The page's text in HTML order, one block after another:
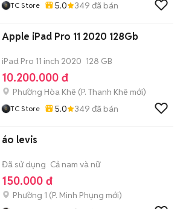
TC Store 5.0 349 đã bán
Apple iPad Pro 11 2020 128Gb
iPad Pro 11 inch 2020 128 GB
10.200.000 đ
Phường Hòa Khê (P. Thanh Khê mới)
TC Store 5.0 349 đã bán
áo levis
Đã sử dụng Cả nam và nữ
150.000 đ
Phường 1 (P. Minh Phụng mới)